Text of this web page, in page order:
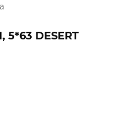
5*63 DESERT